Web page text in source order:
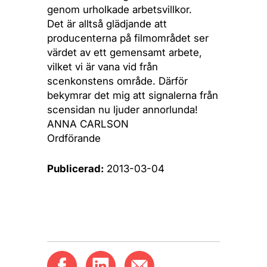
genom urholkade arbetsvillkor.
Det är alltså glädjande att
producenterna på filmområdet ser
värdet av ett gemensamt arbete,
vilket vi är vana vid från
scenkonstens område. Därför
bekymrar det mig att signalerna från
scensidan nu ljuder annorlunda!
ANNA CARLSON
Ordförande
Publicerad: 2013-03-04